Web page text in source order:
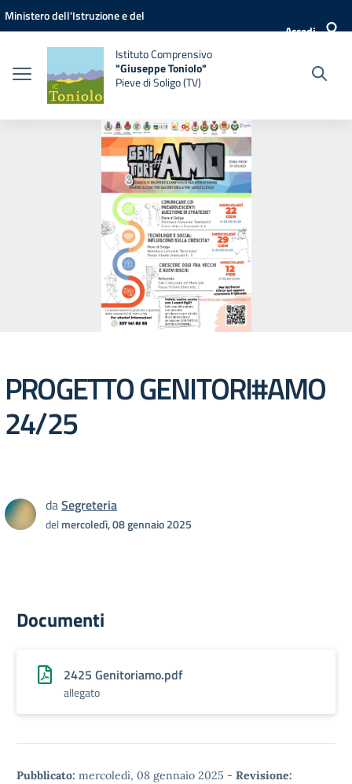
Vai ai contenuti
Vai al menu di navigazione
Vai al footer
Ministero dell'Istruzione e del
Accedi
Istituto Comprensivo
"Giuseppe Toniolo"
Pieve di Soligo (TV)
PROGETTO GENITORI#AMO
24/25
daSegreteria
delmercoledì, 08 gennaio 2025
Documenti
2425 Genitoriamo.pdf
allegato
Pubblicato: mercoledì, 08 gennaio 2025 - Revisione: